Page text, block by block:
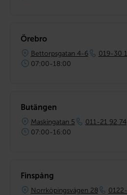
Örebro
Bettorpsgatan 4-6
019-30
07:00-18:00
Butängen
Maskingatan 5
011-21 92 74
07:00-16:00
Finspång
Norrköpingsvägen 28